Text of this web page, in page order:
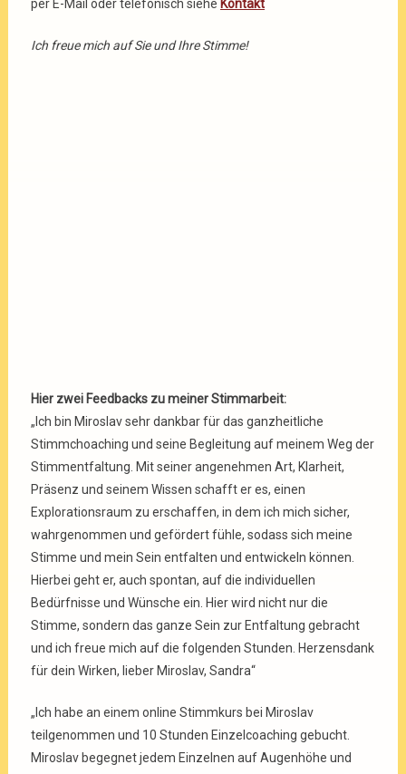
per E-Mail oder telefonisch siehe Kontakt
Ich freue mich auf Sie und Ihre Stimme!
Hier zwei Feedbacks zu meiner Stimmarbeit:
„Ich bin Miroslav sehr dankbar für das ganzheitliche
Stimmchoaching und seine Begleitung auf meinem Weg der
Stimmentfaltung. Mit seiner angenehmen Art, Klarheit,
Präsenz und seinem Wissen schafft er es, einen
Explorationsraum zu erschaffen, in dem ich mich sicher,
wahrgenommen und gefördert fühle, sodass sich meine
Stimme und mein Sein entfalten und entwickeln können.
Hierbei geht er, auch spontan, auf die individuellen
Bedürfnisse und Wünsche ein. Hier wird nicht nur die
Stimme, sondern das ganze Sein zur Entfaltung gebracht
und ich freue mich auf die folgenden Stunden. Herzensdank
für dein Wirken, lieber Miroslav, Sandra“
„Ich habe an einem online Stimmkurs bei Miroslav
teilgenommen und 10 Stunden Einzelcoaching gebucht.
Miroslav begegnet jedem Einzelnen auf Augenhöhe und